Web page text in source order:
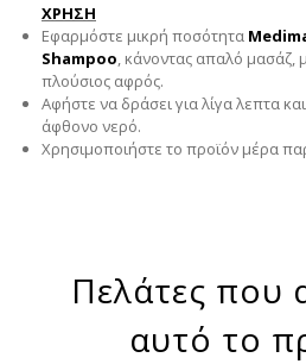
ΧΡΗΣΗ
Εφαρμόστε μικρή ποσότητα
Shampoo, κάνοντας απαλό μασάζ,
πλούσιος αφρός.
Αφήστε να δράσει για λίγα λεπτα
άφθονο νερό.
Χρησιμοποιήστε το προϊόν μέρα
Πελάτες που
αυτό το